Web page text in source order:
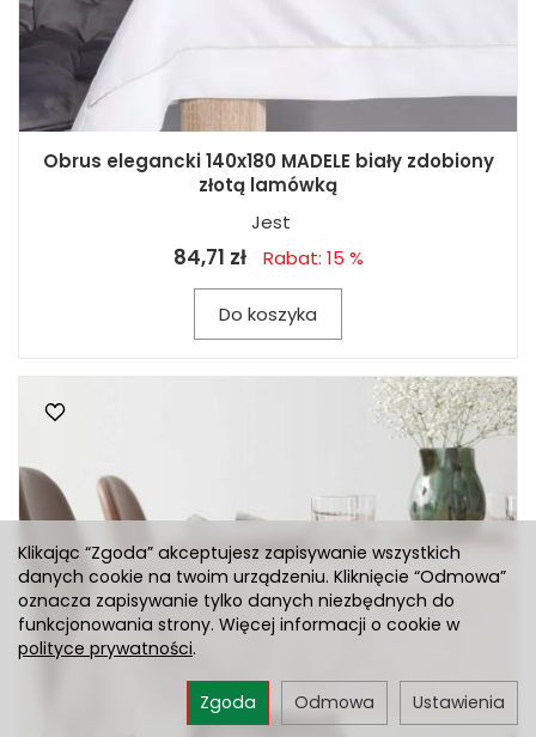
Obrus elegancki 140x180 MADELE biały zdobiony
złotą lamówką
Jest
84,71 zł Rabat: 15 %
Do koszyka
Klikając “Zgoda” akceptujesz zapisywanie wszystkich
danych cookie na twoim urządzeniu. Kliknięcie “Odmowa”
oznacza zapisywanie tylko danych niezbędnych do
funkcjonowania strony. Więcej informacji o cookie w
polityce prywatności.
Ustawienia
Odmowa
Zgoda